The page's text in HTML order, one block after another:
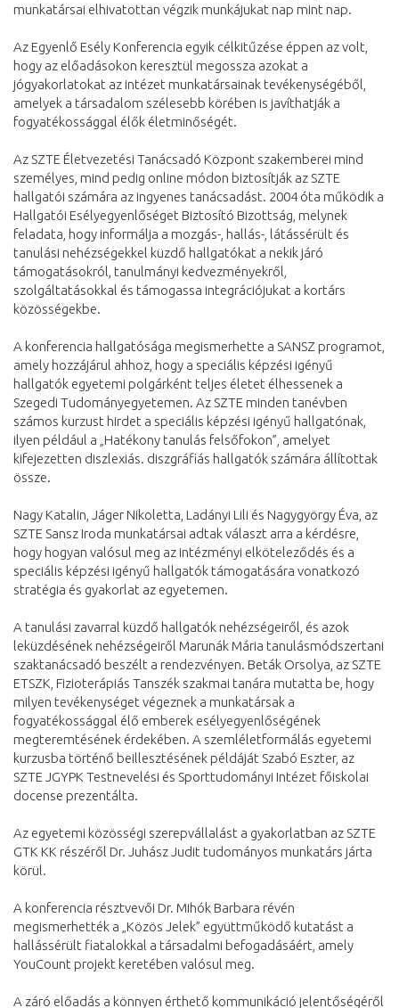
munkatársai elhivatottan végzik munkájukat nap mint nap.
Az Egyenlő Esély Konferencia egyik célkitűzése éppen az volt,
hogy az előadásokon keresztül megossza azokat a
jógyakorlatokat az intézet munkatársainak tevékenységéből,
amelyek a társadalom szélesebb körében is javíthatják a
fogyatékossággal élők életminőségét.
Az SZTE Életvezetési Tanácsadó Központ szakemberei mind
személyes, mind pedig online módon biztosítják az SZTE
hallgatói számára az ingyenes tanácsadást. 2004 óta működik a
Hallgatói Esélyegyenlőséget Biztosító Bizottság, melynek
feladata, hogy informálja a mozgás-, hallás-, látássérült és
tanulási nehézségekkel küzdő hallgatókat a nekik járó
támogatásokról, tanulmányi kedvezményekről,
szolgáltatásokkal és támogassa integrációjukat a kortárs
közösségekbe.
A konferencia hallgatósága megismerhette a SANSZ programot,
amely hozzájárul ahhoz, hogy a speciális képzési igényű
hallgatók egyetemi polgárként teljes életet élhessenek a
Szegedi Tudományegyetemen. Az SZTE minden tanévben
számos kurzust hirdet a speciális képzési igényű hallgatónak,
ilyen például a „Hatékony tanulás felsőfokon”, amelyet
kifejezetten diszlexiás. diszgráfiás hallgatók számára állítottak
össze.
Nagy Katalin, Jáger Nikoletta, Ladányi Lili és Nagygyörgy Éva, az
SZTE Sansz Iroda munkatársai adtak választ arra a kérdésre,
hogy hogyan valósul meg az intézményi elköteleződés és a
speciális képzési igényű hallgatók támogatására vonatkozó
stratégia és gyakorlat az egyetemen.
A tanulási zavarral küzdő hallgatók nehézségeiről, és azok
leküzdésének nehézségeiről Marunák Mária tanulásmódszertani
szaktanácsadó beszélt a rendezvényen. Beták Orsolya, az SZTE
ETSZK, Fizioterápiás Tanszék szakmai tanára mutatta be, hogy
milyen tevékenységet végeznek a munkatársak a
fogyatékossággal élő emberek esélyegyenlőségének
megteremtésének érdekében. A szemléletformálás egyetemi
kurzusba történő beillesztésének példáját Szabó Eszter, az
SZTE JGYPK Testnevelési és Sporttudományi Intézet főiskolai
docense prezentálta.
Az egyetemi közösségi szerepvállalást a gyakorlatban az SZTE
GTK KK részéről Dr. Juhász Judit tudományos munkatárs járta
körül.
A konferencia résztvevői Dr. Mihók Barbara révén
megismerhették a „Közös Jelek” együttműködő kutatást a
hallássérült fiatalokkal a társadalmi befogadásáért, amely
YouCount projekt keretében valósul meg.
A záró előadás a könnyen érthető kommunikáció jelentőségéről